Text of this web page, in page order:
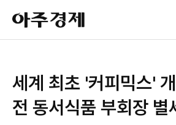
아
주
경
세계 최초 '커피믹스'
전 동서식품 부회장 별